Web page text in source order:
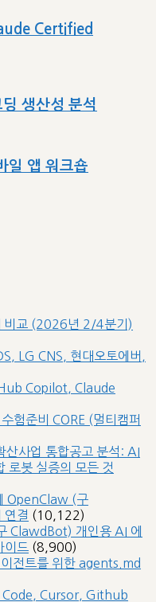
Certified
생산성 분석
일 앱 워크숍
비교 (2026년 2/4분기)
LG CNS, 현대오토에버,
Copilot, Claude
험준비 CORE (멀티캠퍼
사업 통합공고 분석: AI
로봇 실증의 모든 것
OpenClaw (구
결 (10,122)
ClawdBot) 개인용 AI 에
이드 (8,900)
전트를 위한 agents.md
Code, Cursor, Github